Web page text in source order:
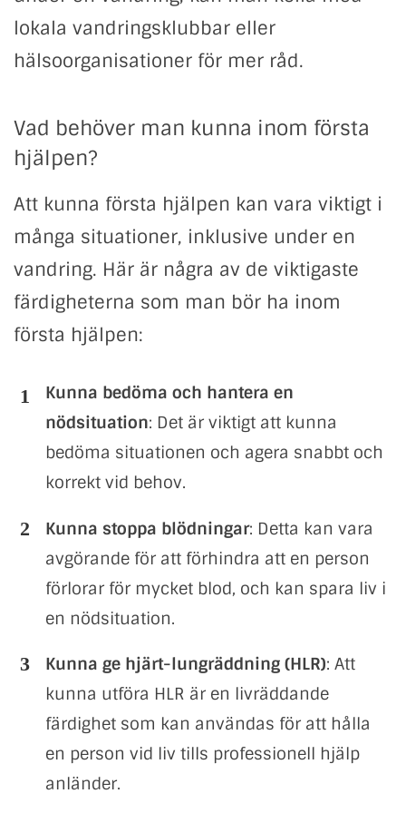
lokala vandringsklubbar eller
hälsoorganisationer för mer råd.
Vad behöver man kunna inom första
hjälpen?
Att kunna första hjälpen kan vara viktigt i
många situationer, inklusive under en
vandring. Här är några av de viktigaste
färdigheterna som man bör ha inom
första hjälpen:
Kunna bedöma och hantera en
nödsituation: Det är viktigt att kunna
bedöma situationen och agera snabbt och
korrekt vid behov.
Kunna stoppa blödningar: Detta kan vara
avgörande för att förhindra att en person
förlorar för mycket blod, och kan spara liv i
en nödsituation.
Kunna ge hjärt-lungräddning (HLR): Att
kunna utföra HLR är en livräddande
färdighet som kan användas för att hålla
en person vid liv tills professionell hjälp
anländer.